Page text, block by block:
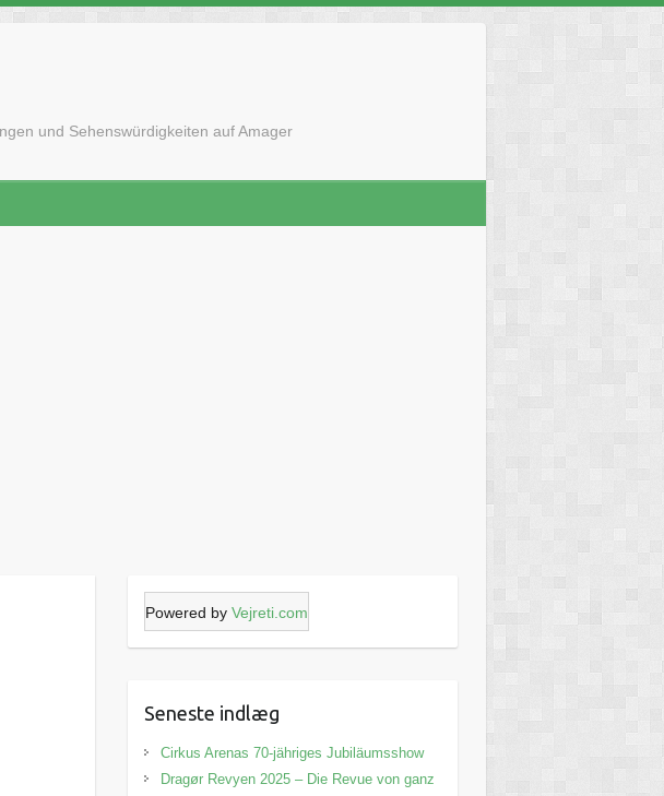
und Sehenswürdigkeiten auf Amager
Powered by Vejreti.com
Seneste indlæg
Cirkus Arenas 70-jähriges Jubiläumsshow
Dragør Revyen 2025 – Die Revue von ganz